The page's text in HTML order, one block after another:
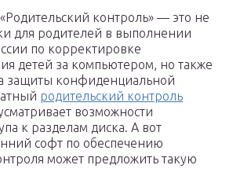
контроль» — это не
для родителей в выполнении
по корректировке
детей за компьютером, но также
защиты конфиденциальной
родительский контроль
возможности
к разделам диска. А вот
софт по обеспечению
может предложить такую